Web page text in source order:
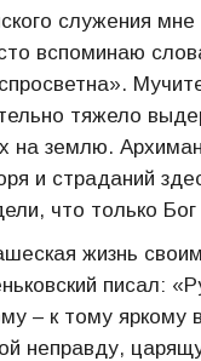
служения
вспоминаю
тяжело
на землю.
и страданий
что только
жизнь
писал:
– к тому
неправду,